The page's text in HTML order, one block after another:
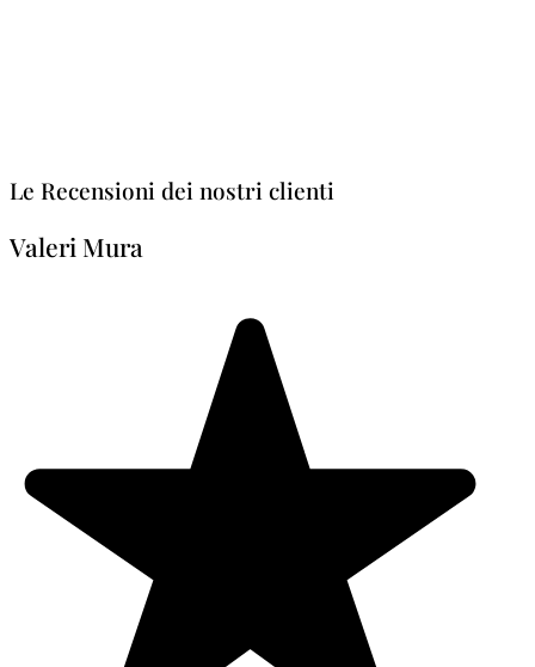
Le Recensioni dei nostri clienti
Valeri Mura